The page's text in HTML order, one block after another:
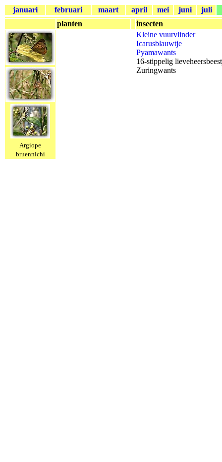
januari februari maart april mei juni
juli
planten
insecten
Argiope
bruennichi
Kleine vuurvlinder
Icarusblauwtje
Pyamawants
16-stippelig
Zuringwants